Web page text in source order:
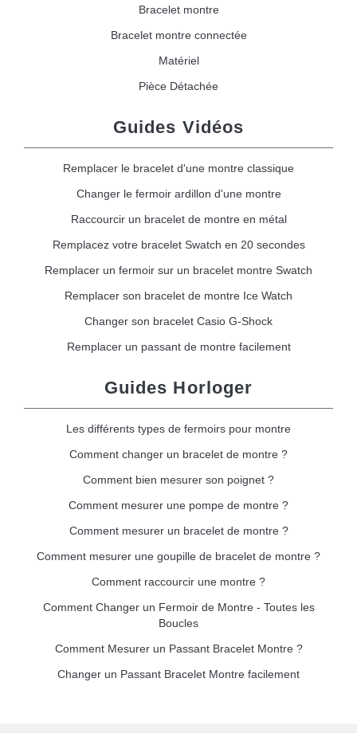
Bracelet montre
Bracelet montre connectée
Matériel
Pièce Détachée
Guides Vidéos
Remplacer le bracelet d'une montre classique
Changer le fermoir ardillon d'une montre
Raccourcir un bracelet de montre en métal
Remplacez votre bracelet Swatch en 20 secondes
Remplacer un fermoir sur un bracelet montre Swatch
Remplacer son bracelet de montre Ice Watch
Changer son bracelet Casio G-Shock
Remplacer un passant de montre facilement
Guides Horloger
Les différents types de fermoirs pour montre
Comment changer un bracelet de montre ?
Comment bien mesurer son poignet ?
Comment mesurer une pompe de montre ?
Comment mesurer un bracelet de montre ?
Comment mesurer une goupille de bracelet de montre ?
Comment raccourcir une montre ?
Comment Changer un Fermoir de Montre - Toutes les
Boucles
Comment Mesurer un Passant Bracelet Montre ?
Changer un Passant Bracelet Montre facilement